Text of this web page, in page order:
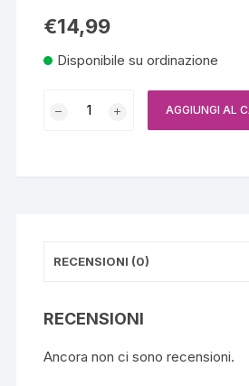
€14,99
Disponibile su ordinazione
AGGIUNGI AL
RECENSIONI (0)
RECENSIONI
Ancora non ci sono recensioni.